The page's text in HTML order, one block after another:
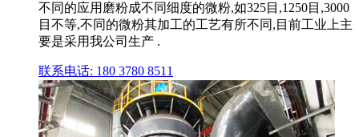
不同的应用磨粉成不同细度的微粉,如325目,1250目,3000
目不等,不同的微粉其加工的工艺有所不同,目前工业上主
要是采用我公司生产 .
联系电话: 180 3780 8511